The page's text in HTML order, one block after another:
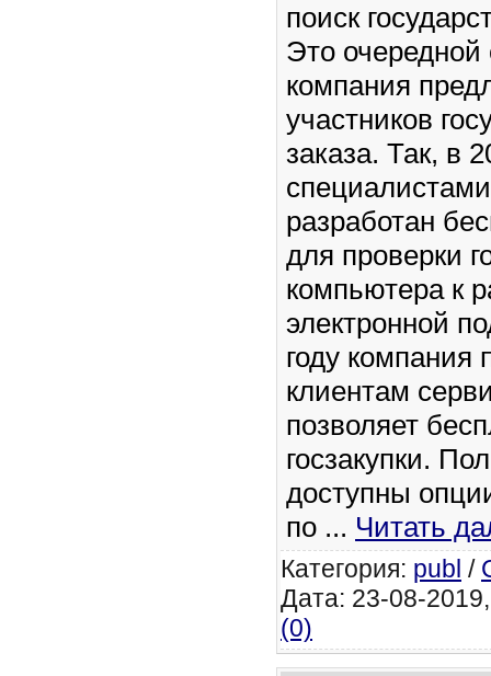
поиск
Это очередной
компания
участников
заказа. Так, в
разработан
для проверки
компьютера к
электронной
году компания
клиентам
позволяет
госзакупки.
доступны
по ... Читать
Категория: publ /
Дата: 23-08-
(0)